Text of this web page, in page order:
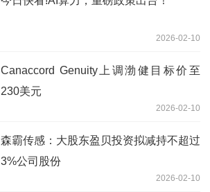
2026-02-10
Canaccord Genuity上调渤健目标价至
230美元
2026-02-10
森霸传感：大股东盈贝投资拟减持不超过
3%公司股份
2026-02-10